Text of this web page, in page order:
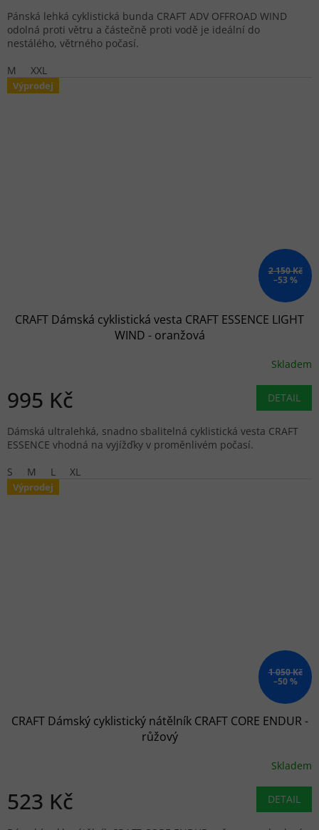
Pánská lehká cyklistická bunda CRAFT ADV OFFROAD WIND
odolná proti větru a částečně proti vodě je ideální do
nestálého, větrného počasí.
M
XXL
Výprodej
2 150 Kč
–53 %
CRAFT Dámská cyklistická vesta CRAFT ESSENCE LIGHT
WIND - oranžová
Skladem
995 Kč DETAIL
Dámská ultralehká, snadno sbalitelná cyklistická vesta CRAFT
ESSENCE vhodná na vyjížďky v proměnlivém počasí.
S
M L XL
Výprodej
1 050 Kč
–50 %
CRAFT Dámský cyklistický nátělník CRAFT CORE ENDUR -
růžový
Skladem
523 Kč DETAIL